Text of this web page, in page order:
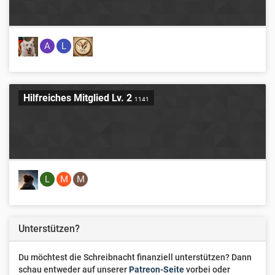
A L
Hilfreiches Mitglied Lv. 2 1141
L M M
Unterstützen?
Du möchtest die Schreibnacht finanziell unterstützen? Dann
schau entweder auf unsererPatreon-Seitevorbei oder